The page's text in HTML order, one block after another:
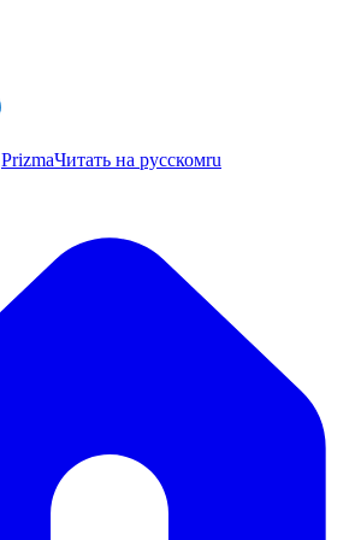
PrizmaЧитать на русскомru